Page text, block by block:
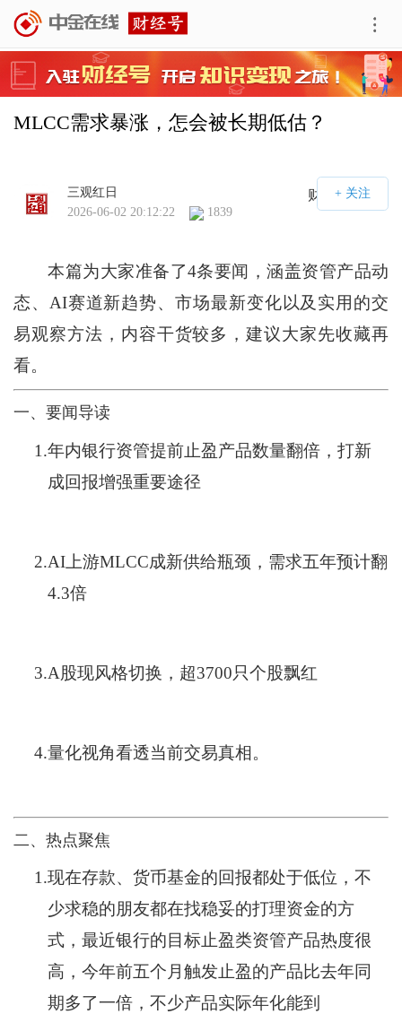
MLCC需求暴涨，怎会被长期低估？
财经号APP
三观红日
2026-06-02 20:12:22
1839
本篇为大家准备了4条要闻，涵盖资管产品动
态、AI赛道新趋势、市场最新变化以及实用的交
易观察方法，内容干货较多，建议大家先收藏再
看。
一、要闻导读
1.年内银行资管提前止盈产品数量翻倍，打新
成回报增强重要途径
2.AI上游MLCC成新供给瓶颈，需求五年预计翻
4.3倍
3.A股现风格切换，超3700只个股飘红
4.量化视角看透当前交易真相。
二、热点聚焦
1.现在存款、货币基金的回报都处于低位，不
少求稳的朋友都在找稳妥的打理资金的方
式，最近银行的目标止盈类资管产品热度很
高，今年前五个月触发止盈的产品比去年同
期多了一倍，不少产品实际年化能到